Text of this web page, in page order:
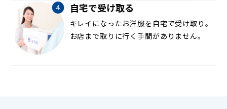
自宅で受け取る
キレイになったお洋服を自宅で受け取り。
お店まで取りに行く手間がありません。